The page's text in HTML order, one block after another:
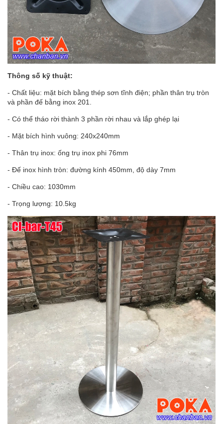
Thông số kỹ thuật:
- Chất liệu: mặt bích bằng thép sơn tĩnh điện; phần thân trụ tròn
và phần đế bằng inox 201.
- Có thể tháo rời thành 3 phần rời nhau và lắp ghép lại
- Mặt bích hình vuông: 240x240mm
- Thân trụ inox: ống trụ inox phi 76mm
- Đế inox hình tròn: đường kính 450mm, độ dày 7mm
- Chiều cao: 1030mm
- Trọng lượng: 10.5kg